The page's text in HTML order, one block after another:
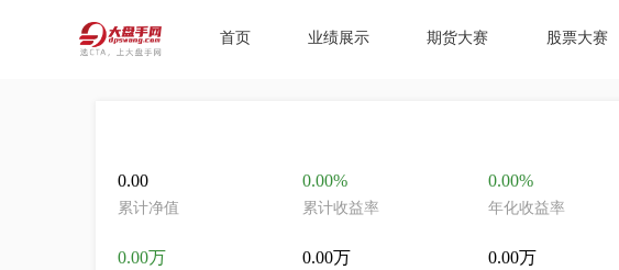
首页 业绩展示 期货大赛 股票大赛
0.00
累计净值
0.00%
累计收益率
0.00%
年化收益率
0.00万 0.00万 0.00万